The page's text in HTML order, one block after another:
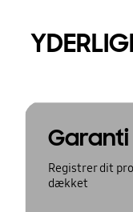
Garanti
Registrer dit
dækket